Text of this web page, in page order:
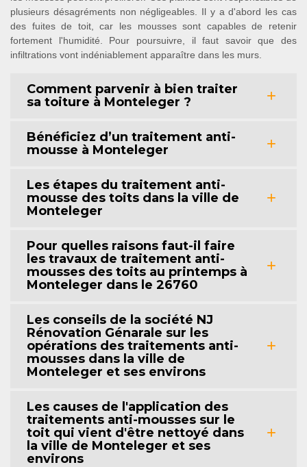
plusieurs désagréments non négligeables. Il y a d'abord les cas
des fuites de toit, car les mousses sont capables de retenir
fortement l'humidité. Pour poursuivre, il faut savoir que des
infiltrations vont indéniablement apparaître dans les murs.
Comment parvenir à bien traiter
sa toiture à Monteleger ?
Bénéficiez d’un traitement anti-
mousse à Monteleger
Les étapes du traitement anti-
mousse des toits dans la ville de
Monteleger
Pour quelles raisons faut-il faire
les travaux de traitement anti-
mousses des toits au printemps à
Monteleger dans le 26760
Les conseils de la société NJ
Rénovation Génarale sur les
opérations des traitements anti-
mousses dans la ville de
Monteleger et ses environs
Les causes de l'application des
traitements anti-mousses sur le
toit qui vient d'être nettoyé dans
la ville de Monteleger et ses
environs